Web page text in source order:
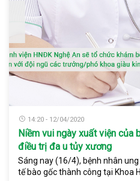
14:20 - 12/04/2020
Niềm vui ngày xuất viện của
điều trị đa u tủy xương
Sáng nay (16/4), bệnh nhân
tế bào gốc thành công tại Khoa